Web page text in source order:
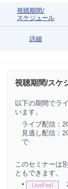
視聴期間/
スケジュール
詳細
視聴期間/スケ
以下の期間でラ
います。
ライブ配信：
見逃し配信：
で
このセミナーは
ともできます。
•